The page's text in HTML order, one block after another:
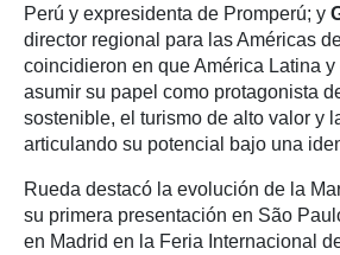
Perú y expresidenta de Promperú; y
director regional para las Américas
coincidieron en que América Latina
asumir su papel como protagonista
sostenible, el turismo de alto valor y
articulando su potencial bajo una
Rueda destacó la evolución de la
su primera presentación en São
en Madrid en la Feria Internacional